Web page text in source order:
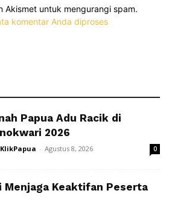
Akismet untuk mengurangi spam.
komentar Anda diproses
Papua Adu Racik di
2026
- Agustus 8, 2026 0
Menjaga Keaktifan Peserta